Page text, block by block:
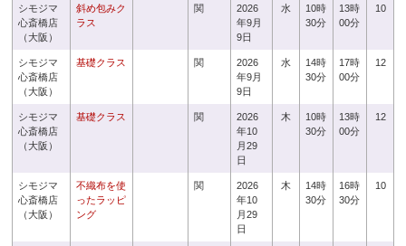
シモジマ
心斎橋店
（大阪）
斜め包みク
ラス
関
2026
年9月
9日
水
10時
30分
13時
00分
10
シモジマ
心斎橋店
（大阪）
基礎クラス 関
2026
年9月
9日
水
14時
30分
17時
00分
12
シモジマ
心斎橋店
（大阪）
基礎クラス 関
2026
年10
月29
日
木
10時
30分
13時
00分
12
シモジマ
心斎橋店
（大阪）
不織布を使
ったラッピ
ング
関
2026
年10
月29
日
木
14時
30分
16時
30分
10